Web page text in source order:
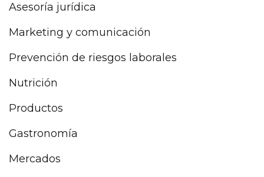
Asesoría jurídica
Marketing y comunicación
Prevención de riesgos laborales
Nutrición
Productos
Gastronomía
Mercados